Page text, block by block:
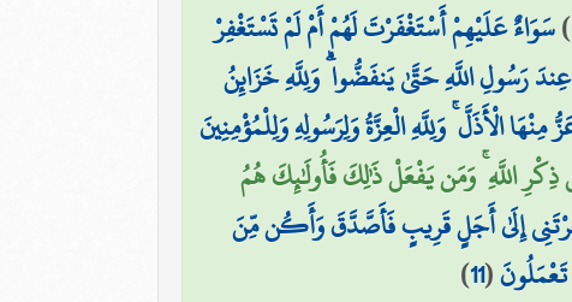
)سَوَاءٌ عَلَيْهِمْ أَسْتَغْفَرْتَ لَهُمْ أَمْ لَمْ تَسْتَغْفِرْ
رَسُولِ اللَّهِ حَتَّىٰ يَنفَضُّوا ۗ وَلِلَّهِ خَزَائِنُ
الْأَذَلَّ ۚ وَلِلَّهِ الْعِزَّةُ وَلِرَسُولِهِ وَلِلْمُؤْمِنِينَ
ذِكْرِ اللَّهِ ۚ وَمَن يَفْعَلْ ذَٰلِكَ فَأُولَٰئِكَ هُمُ
إِلَىٰ أَجَلٍ قَرِيبٍ فَأَصَّدَّقَ وَأَكُن مِّنَ
تَعْمَلُونَ(
11
)